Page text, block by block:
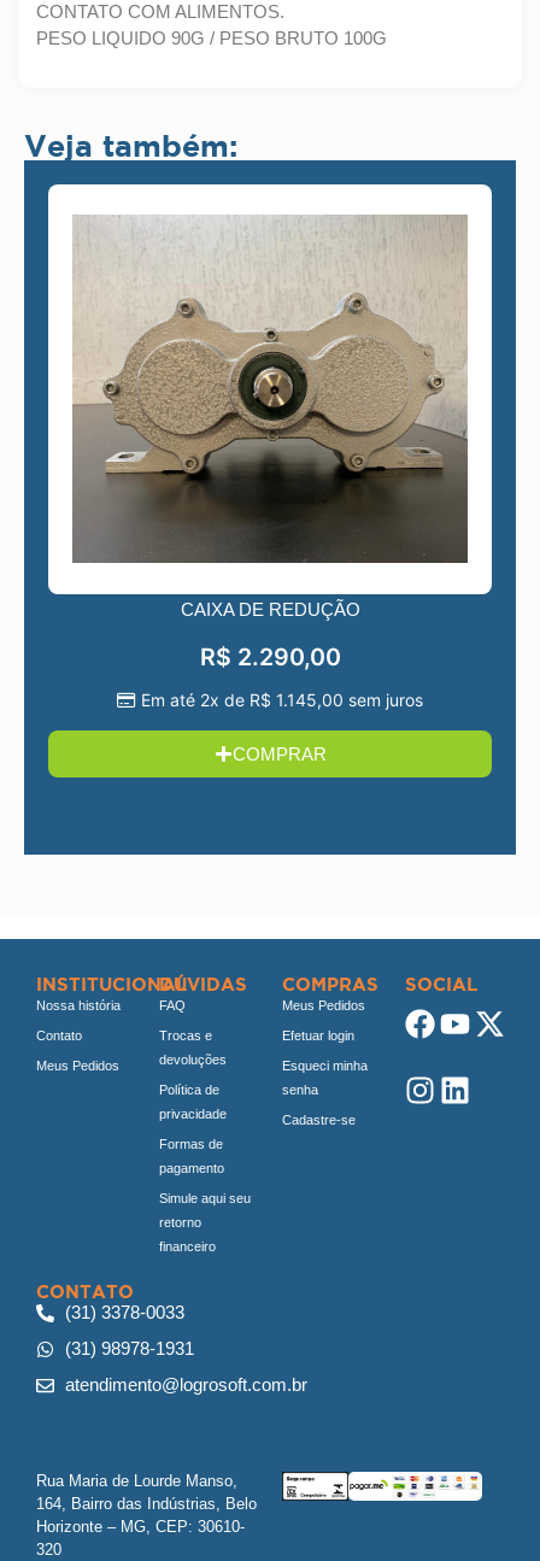
CONTATO COM ALIMENTOS.
PESO LIQUIDO 90G / PESO BRUTO 100G
Veja também:
CAIXA DE REDUÇÃO
R$ 2.290,00
Em até 2x de R$ 1.145,00 sem juros
COMPRAR
INSTITUCIONAL
Nossa história
Contato
Meus Pedidos
DÚVIDAS
FAQ
Trocas e
devoluções
Política de
privacidade
Formas de
pagamento
Simule aqui seu
retorno
financeiro
COMPRAS
Meus Pedidos
Efetuar login
Esqueci minha
senha
Cadastre-se
SOCIAL
CONTATO
(31) 3378-0033
(31) 98978-1931
atendimento@logrosoft.com.br
Rua Maria de Lourde Manso,
164, Bairro das Indústrias, Belo
Horizonte – MG, CEP: 30610-
320